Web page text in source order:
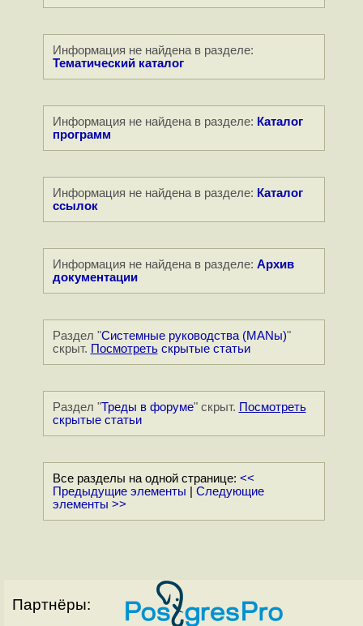
Информация не найдена в разделе:
Тематический каталог
Информация не найдена в разделе: Каталог
программ
Информация не найдена в разделе: Каталог
ссылок
Информация не найдена в разделе: Архив
документации
Раздел "Системные руководства (MANы)"
скрыт. Посмотретьскрытые статьи
Раздел "Треды в форуме" скрыт. Посмотреть
скрытые статьи
Все разделы на одной странице: <<
Предыдущие элементы
Следующие
элементы >>
Партнёры: